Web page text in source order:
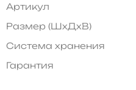
Артикул
Размер (ШхДхВ)
Система хранения
Гарантия